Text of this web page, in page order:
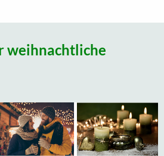
weihnachtliche